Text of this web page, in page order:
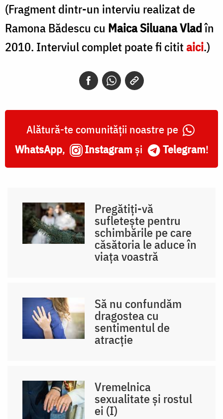
(Fragment dintr-un interviu realizat de
Ramona Bădescu cu Maica Siluana Vladîn
2010. Interviul complet poate fi cititaici.)
Alătură-te comunității noastre pe
WhatsApp, Instagram și Telegram!
Pregătiți-vă
sufletește pentru
schimbările pe care
căsătoria le aduce în
viața voastră
Să nu confundăm
dragostea cu
sentimentul de
atracție
Vremelnica
sexualitate și rostul
ei (I)